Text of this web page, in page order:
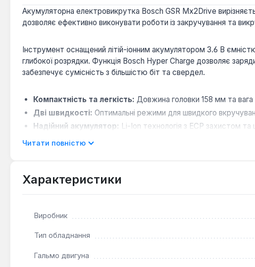
Акумуляторна електровикрутка Bosch GSR Mx2Drive
дозволяє ефективно виконувати роботи із закручування та
Інструмент оснащений літій-іонним акумулятором 3.6 В
глибокої розрядки. Функція Bosch Hyper Charge дозволяє
забезпечує сумісність з більшістю біт та свердел.
Компактність та легкість: Довжина головки 158 мм та
Дві швидкості: Оптимальні режими для швидкого
Надійний акумулятор: Li-Ion технологія з ECP захистом
Функціональність:
Вона підходить як для професійних майстрів, так і для
Читати повністю
Характеристики
Виробник
Тип обладнання
Гальмо двигуна